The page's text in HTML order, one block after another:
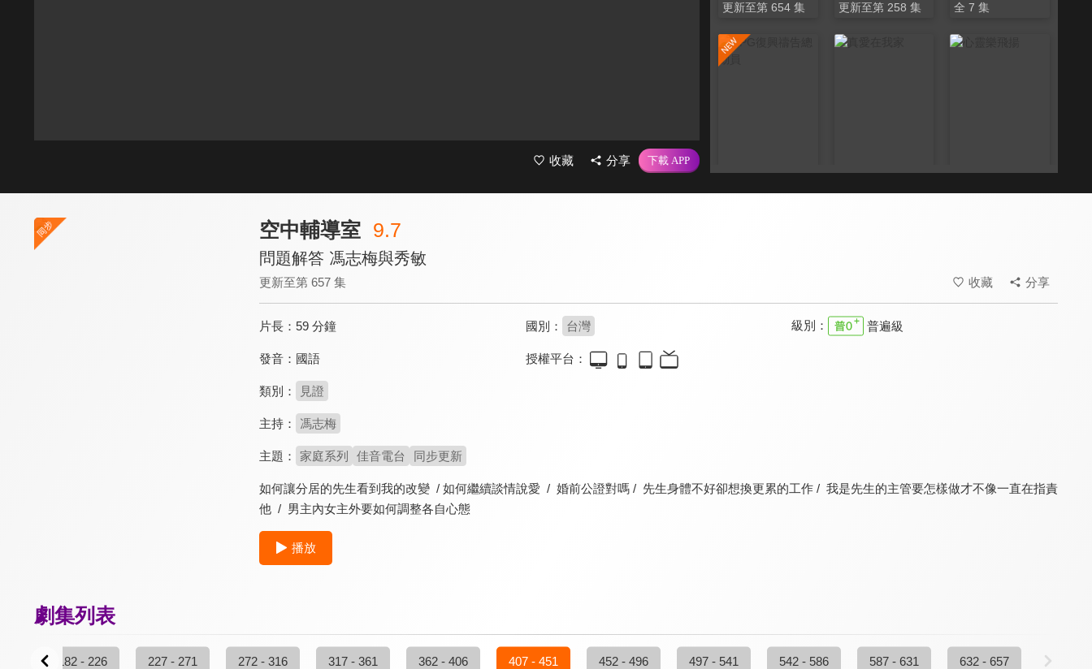
收藏 分享
更新至第 654 集 更新至第 258 集 全 7 集
空中輔導室 9.7
問題解答 馮志梅與秀敏
更新至第 657 集 收藏 分享
片長： 59 分鐘 國別： 台灣 級別： 普遍級
發音： 國語 授權平台：
類別： 見證
主持： 馮志梅
主題： 家庭系列 佳音電台 同步更新
如何讓分居的先生看到我的改變 / 如何繼續談情說愛 / 婚前公證對嗎 / 先生身體不好卻想換更累的工作 / 我是先生的主管要怎樣做才不像一直在指責
他 / 男主內女主外要如何調整各自心態
播放
劇集列表
182 - 226 227 - 271 272 - 316 317 - 361 362 - 406 407 - 451 452 - 496 497 - 541 542 - 586 587 - 631 632 - 657